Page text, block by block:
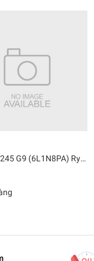
Main HP 245 G9 (6L1N8PA) Ryzen 5 5625U